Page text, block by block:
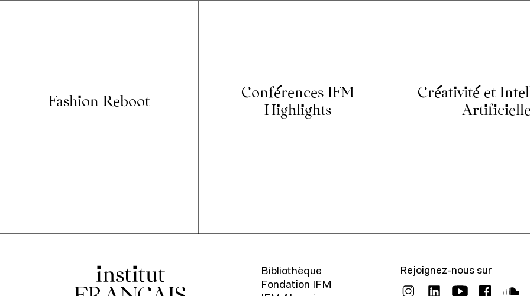
Fashion Reboot
Conférences IFM
Highlights
Créativité et
Bibliothèque
Fondation IFM
Rejoignez-nous sur